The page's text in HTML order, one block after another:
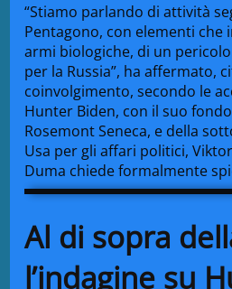
“Stiamo parlando di attività
Pentagono, con elementi che
armi biologiche, di un pericolo
per la Russia”, ha affermato,
coinvolgimento, secondo le
Hunter Biden, con il suo
Rosemont Seneca, e della
Usa per gli affari politici,
Duma chiede formalmente
Al di sopra
l’indagine su